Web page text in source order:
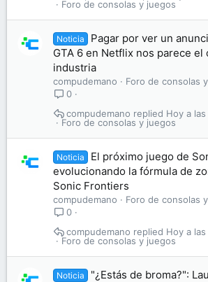
Foro de consolas y juegos
Noticia
Pagar por ver un
GTA 6 en Netflix nos parece el
industria
compudemano
Foro de consolas
0
Foro de consolas y juegos
Hoy a las
compudemano
Noticia
El próximo juego de
evolucionando la fórmula de
Sonic Frontiers
compudemano
Foro de consolas
0
Foro de consolas y juegos
Hoy a las
compudemano
Noticia
"¿Estás de broma?":